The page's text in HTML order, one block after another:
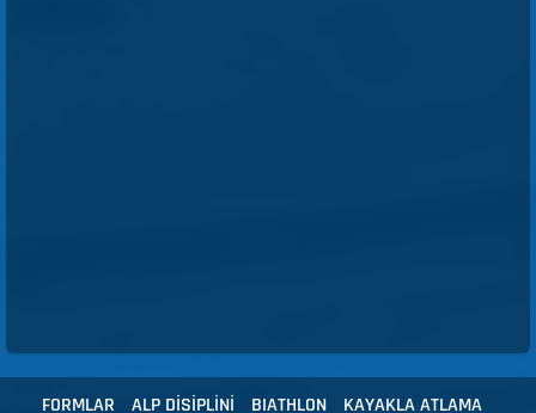
FORMLAR ALP DİSİPLİNİ BIATHLON KAYAKLA ATLAMA